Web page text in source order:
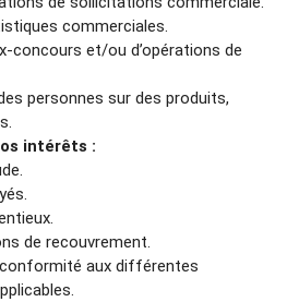
commerciales.
concours et/ou d’opérations de
personnes sur des produits,
intérêts :
de recouvrement.
aux différentes